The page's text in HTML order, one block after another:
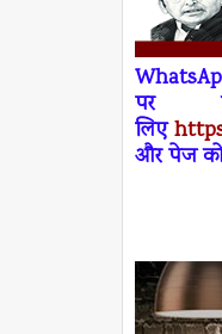
Wh
पर
लिए
और पेज